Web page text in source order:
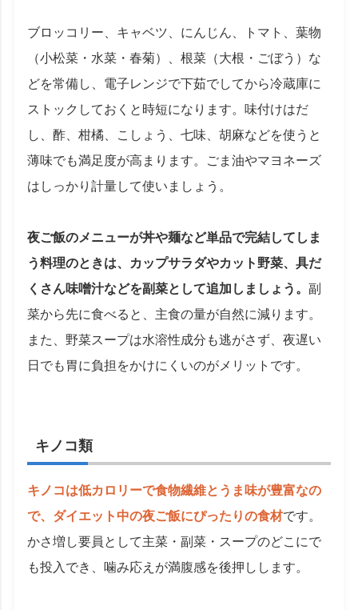
ブロッコリー、キャベツ、にんじん、トマト、葉物
（小松菜・水菜・春菊）、根菜（大根・ごぼう）な
どを常備し、電子レンジで下茹でしてから冷蔵庫に
ストックしておくと時短になります。味付けはだ
し、酢、柑橘、こしょう、七味、胡麻などを使うと
薄味でも満足度が高まります。ごま油やマヨネーズ
はしっかり計量して使いましょう。
夜ご飯のメニューが丼や麺など単品で完結してしま
う料理のときは、カップサラダやカット野菜、具だ
くさん味噌汁などを副菜として追加しましょう。副
菜から先に食べると、主食の量が自然に減ります。
また、野菜スープは水溶性成分も逃がさず、夜遅い
日でも胃に負担をかけにくいのがメリットです。
キノコ類
キノコは低カロリーで食物繊維とうま味が豊富なの
で、ダイエット中の夜ご飯にぴったりの食材です。
かさ増し要員として主菜・副菜・スープのどこにで
も投入でき、噛み応えが満腹感を後押しします。